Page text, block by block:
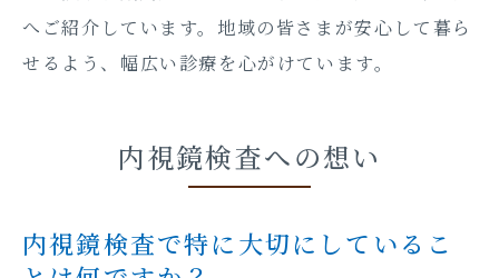
へご紹介しています。地域の皆さまが安心して暮ら
せるよう、幅広い診療を心がけています。
内視鏡検査への想い
内視鏡検査で特に大切にしているこ